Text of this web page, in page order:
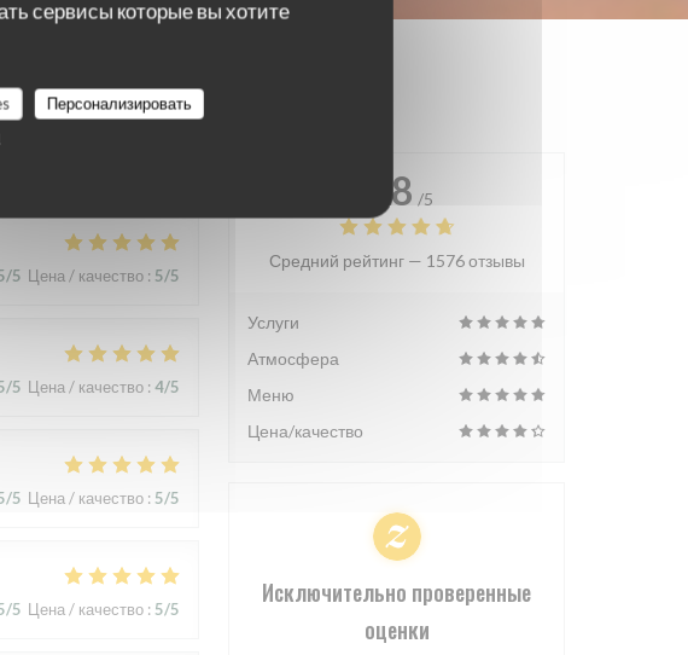
сервисы которые вы хотите
Персонализировать
/5 Цена / качество : 5/5
/5 Цена / качество : 4/5
/5 Цена / качество : 5/5
/5 Цена / качество : 5/5
4.8 /5
Средний рейтинг — 1576 отзывы
Услуги
Атмосфера
Меню
Цена/качество
Исключительно проверенные
оценки